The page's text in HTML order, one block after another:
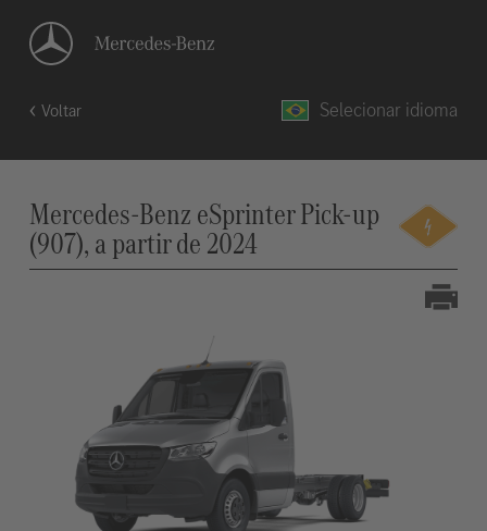
Voltar Selecionar idioma
Mercedes-Benz eSprinter Pick-up
(907), a partir de 2024